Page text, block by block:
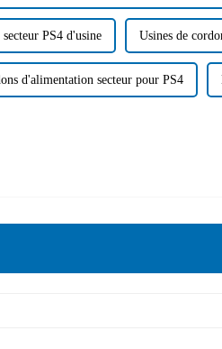
PS4 d'usine Usines de
d'alimentation secteur pour PS4